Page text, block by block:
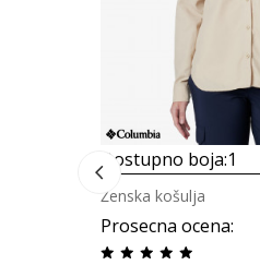
Dostupno boja:1
Prosecna ocena:
Ženska košulja